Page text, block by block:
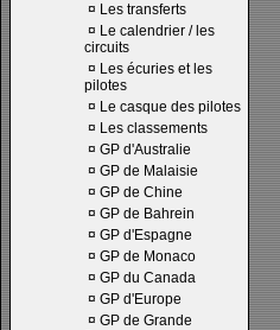
¤ Les transferts
¤ Le calendrier / les
circuits
¤ Les écuries et les
pilotes
¤ Le casque des pilotes
¤ Les classements
¤ GP d'Australie
¤ GP de Malaisie
¤ GP de Chine
¤ GP de Bahrein
¤ GP d'Espagne
¤ GP de Monaco
¤ GP du Canada
¤ GP d'Europe
¤ GP de Grande